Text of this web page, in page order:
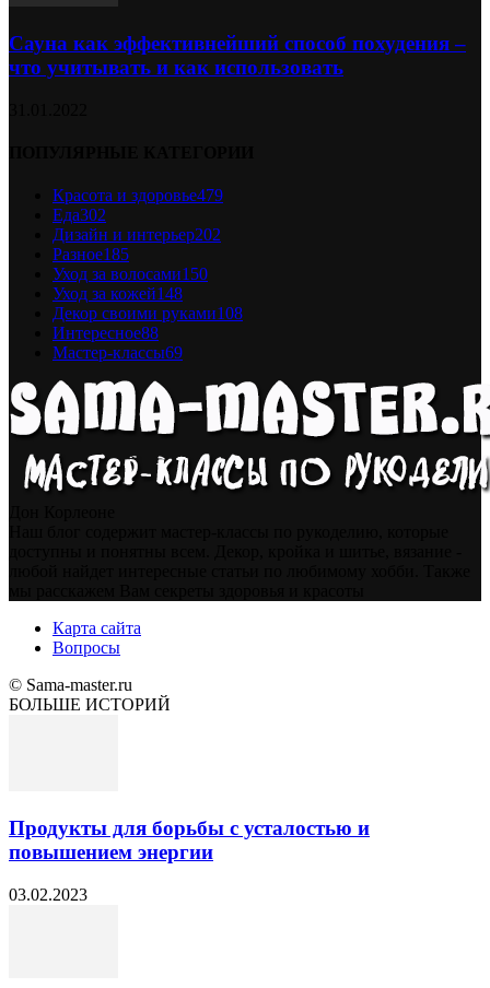
Сауна как эффективнейший способ похудения –
что учитывать и как использовать
Красота и здоровье479
Еда302
Дизайн и интерьер202
Разное185
Уход за волосами150
Уход за кожей148
Декор своими руками108
Интересное88
Мастер-классы69
Карта сайта
Вопросы
© Sama-master.ru
БОЛЬШЕ ИСТОРИЙ
Продукты для борьбы с усталостью и
повышением энергии
03.02.2023